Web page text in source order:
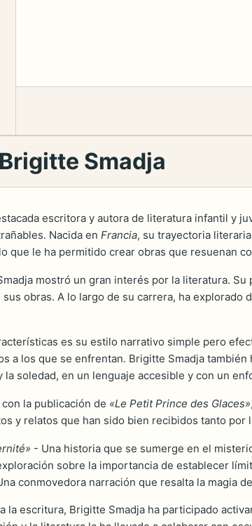
Smadja
escritora y autora de literatura infantil y
Nacida en Francia, su trayectoria
que le ha permitido crear obras que resuenan
mostró un gran interés por la literatura.
obras. A lo largo de su carrera, ha
es su estilo narrativo simple pero
a los que se enfrentan. Brigitte Smadja
soledad, en un lenguaje accesible y con un
la publicación de «Le Petit Prince des Glaces»
y relatos que han sido bien recibidos tanto
- Una historia que se sumerge en el
sobre la importancia de establecer
conmovedora narración que resalta la magia
la escritura, Brigitte Smadja ha participado